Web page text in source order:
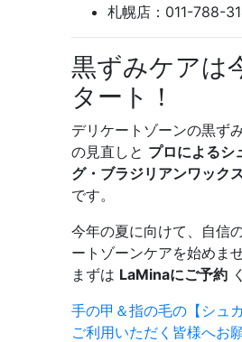
札幌店：011-788-
黒ずみケアは
タート！
デリケートゾーンの黒ず
の見直しと プロによるシ
グ・ブラジリアンワック
です。
今年の夏に向けて、自信
ートゾーンケアを始めま
まずは LaMinaにご予約
手の甲＆指の毛の【シュ
ご利用いただく皆様へお